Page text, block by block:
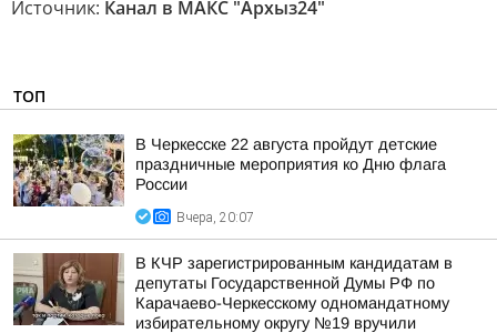
Источник: Канал в МАКС "Архыз24"
ТОП
В Черкесске 22 августа пройдут детские
праздничные мероприятия ко Дню флага
России
Вчера, 20:07
В КЧР зарегистрированным кандидатам в
депутаты Государственной Думы РФ по
Карачаево-Черкесскому одномандатному
избирательному округу №19 вручили